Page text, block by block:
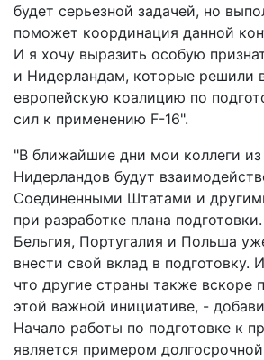
будет серьезной задачей, но
поможет координация данной
И я хочу выразить особую
и Нидерландам, которые решили
европейскую коалицию по
сил к применению F-16".
"В ближайшие дни мои коллеги
Нидерландов будут
Соединенными Штатами и
при разработке плана
Бельгия, Португалия и Польша
внести свой вклад в
что другие страны также вскоре
этой важной инициативе, -
Начало работы по подготовке к
является примером